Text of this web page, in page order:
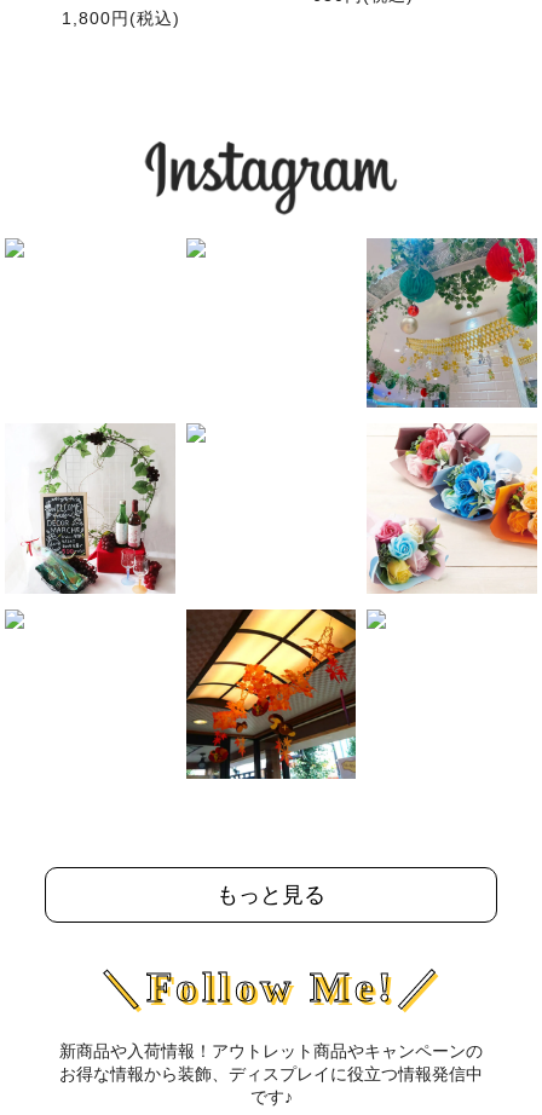
1,800円(税込)
もっと見る
＼Follow Me!／
新商品や入荷情報！アウトレット商品やキャンペーンの
お得な情報から装飾、ディスプレイに役立つ情報発信中
です♪